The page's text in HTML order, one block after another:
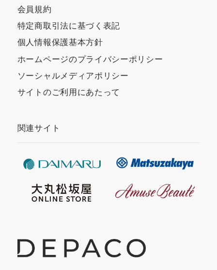
会員規約
特定商取引法に基づく表記
個人情報保護基本方針
ホームページのプライバシーポリシー
ソーシャルメディアポリシー
サイトのご利用にあたって
関連サイト